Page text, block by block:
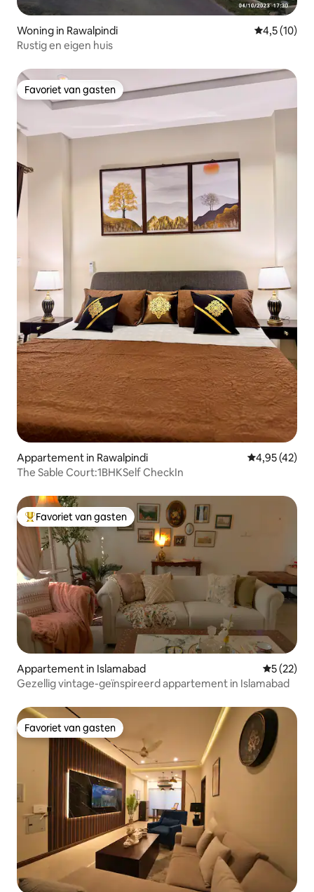
Woning in Rawalpindi
4,5 (10)
Rustig en eigen huis
Favoriet van gasten
Favoriet van gasten
Appartement in Rawalpindi Gemiddelde
4,95 (42)
The Sable Court:1BHKSelf CheckIn
Topfavoriet van gasten
Favoriet van gasten
Appartement in Islamabad
5 (22)
Gezellig vintage-geïnspireerd appartement in Islamabad
Favoriet van gasten
Favoriet van gasten